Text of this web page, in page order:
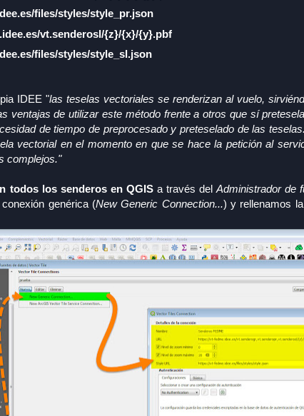
files/styles/style_pr.json
vt.senderosl/{z}/{x}/{y}.pbf
files/styles/style_sl.json
IDEE "las teselas vectoriales se renderizan al vuelo,
ventajas de utilizar este método frente a otros que sí
de tiempo de preprocesado y preteselado de las
vectorial en el momento en que se hace la petición al
complejos."
todos los senderos en QGISa través delAdministrador de
genérica (New Generic Connection...) y rellenamos